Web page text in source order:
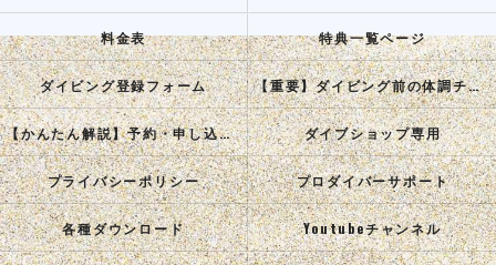
料金表 特典一覧ページ
ダイビング登録フォーム 【重要】ダイビング前の体調チェック
【かんたん解説】予約・申し込み手順 ダイブショップ専用
プライバシーポリシー プロダイバーサポート
各種ダウンロード Youtubeチャンネル